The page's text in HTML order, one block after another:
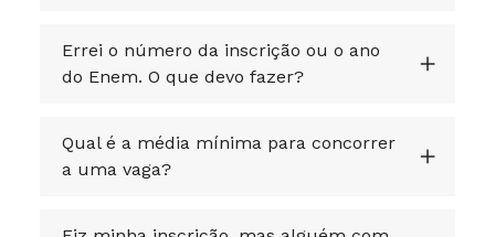
Errei o número da inscrição ou o ano
do Enem. O que devo fazer?
Qual é a média mínima para concorrer
a uma vaga?